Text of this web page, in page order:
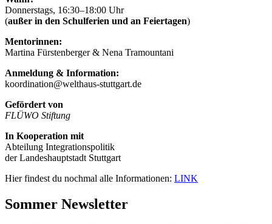
Donnerstags, 16:30–18:00 Uhr
(außer in den Schulferien und an Feiertagen)
Mentorinnen:
Martina Fürstenberger & Nena Tramountani
Anmeldung & Information:
koordination@welthaus-stuttgart.de
Gefördert von
FLÜWO Stiftung
In Kooperation mit
Abteilung Integrationspolitik
der Landeshauptstadt Stuttgart
Hier findest du nochmal alle Informationen: LINK
Sommer Newsletter